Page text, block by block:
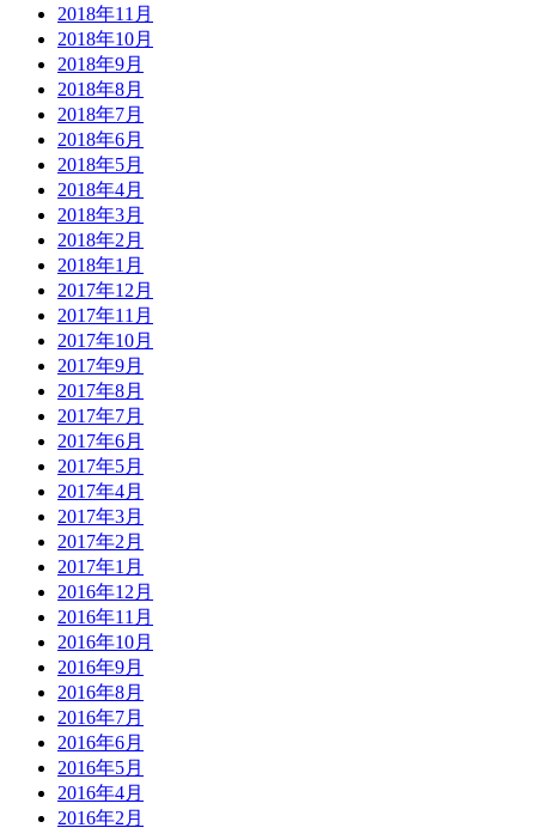
2018年11月
2018年10月
2018年9月
2018年8月
2018年7月
2018年6月
2018年5月
2018年4月
2018年3月
2018年2月
2018年1月
2017年12月
2017年11月
2017年10月
2017年9月
2017年8月
2017年7月
2017年6月
2017年5月
2017年4月
2017年3月
2017年2月
2017年1月
2016年12月
2016年11月
2016年10月
2016年9月
2016年8月
2016年7月
2016年6月
2016年5月
2016年4月
2016年2月